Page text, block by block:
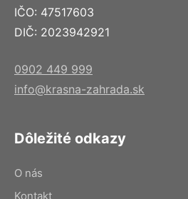
IČO: 47517603
DIČ: 2023942921
0902 449 999
info@krasna-zahrada.sk
Dôležité odkazy
O nás
Kontakt